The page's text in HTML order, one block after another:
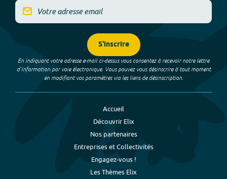
S'inscrire
En indiquant votre adresse e-mail ci-dessus vous consentez à recevoir notre lettre
d’information par voie électronique. Vous pouvez vous désinscrire à tout moment
en modifiant vos paramètres via les liens de désinscription.
Accueil
Découvrir Elix
Nos partenaires
Entreprises et Collectivités
Engagez-vous !
Les Thèmes Elix